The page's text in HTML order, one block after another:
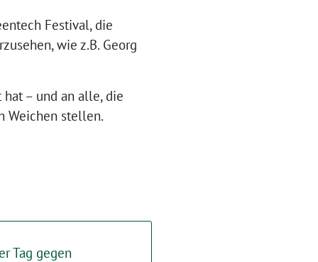
Festival, die
wie z.B. Georg
hat – und an alle, die
Weichen stellen.⁩
Tag gegen